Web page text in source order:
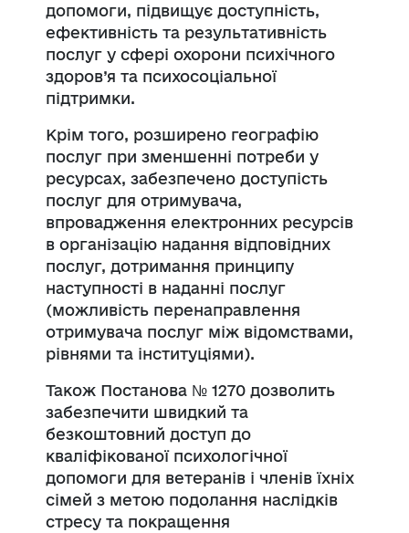
допомоги, підвищує доступність,
ефективність та результативність
послуг у сфері охорони психічного
здоров’я та психосоціальної
підтримки.
Крім того, розширено географію
послуг при зменшенні потреби у
ресурсах, забезпечено доступість
послуг для отримувача,
впровадження електронних ресурсів
в організацію надання відповідних
послуг, дотримання принципу
наступності в наданні послуг
(можливість перенаправлення
отримувача послуг між відомствами,
рівнями та інституціями).
Також Постанова № 1270 дозволить
забезпечити швидкий та
безкоштовний доступ до
кваліфікованої психологічної
допомоги для ветеранів і членів їхніх
сімей з метою подолання наслідків
стресу та покращення